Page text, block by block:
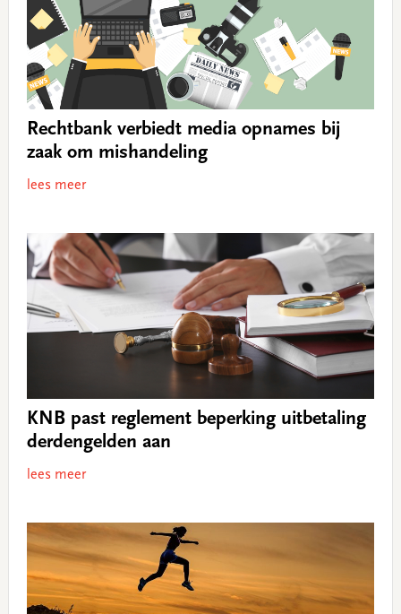
Rechtbank verbiedt media opnames bij
zaak om mishandeling
lees meer
KNB past reglement beperking uitbetaling
derdengelden aan
lees meer